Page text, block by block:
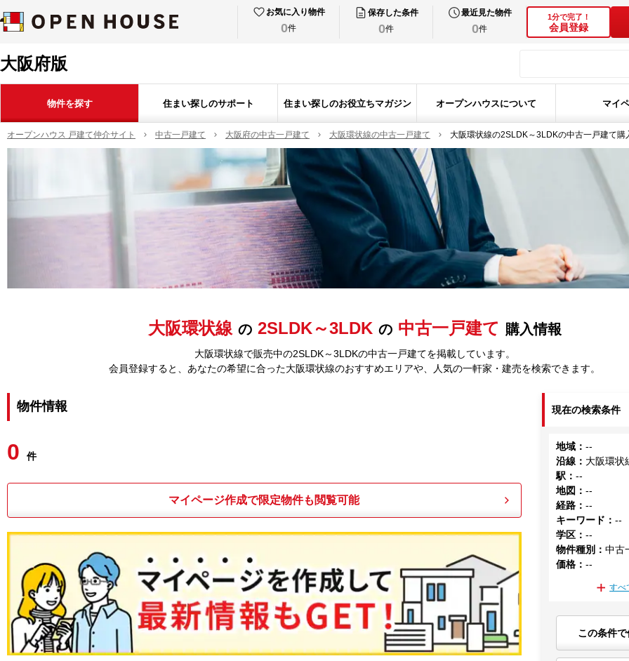
お気に入り物件
0件
保存した条件
0件
最近見た物件
0件
1分で完了！
会員登録
大阪府版
物件を探す 住まい探しのサポート 住まい探しのお役立ちマガジン オープンハウスについて マイ
オープンハウス 戸建て仲介サイト 中古一戸建て 大阪府の中古一戸建て 大阪環状線の中古一戸建て 大阪環状線の2SLDK～3LDKの中古一戸建て購
大阪環状線 の 2SLDK～3LDK の 中古一戸建て 購入情報
大阪環状線で販売中の2SLDK～3LDKの中古一戸建てを掲載しています。
会員登録すると、あなたの希望に合った大阪環状線のおすすめエリアや、人気の一軒家・建売を検索できます。
物件情報
0 件
マイページ作成で限定物件も閲覧可能
現在の検索条件
地域 ：--
沿線 ： 大阪環状
駅 ：--
地図 ：--
経路 ：--
キーワード ：--
学区 ：--
物件種別 ：中古
価格 ：--
すべ
この条件